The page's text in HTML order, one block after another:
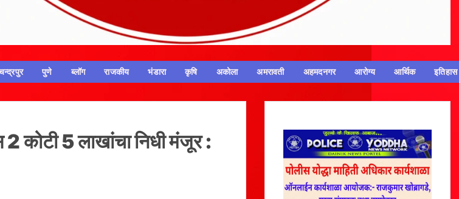
पुणे ब्लॉग राजकीय भंडारा कृषि अकोला अमरावती अहमदनगर आरोग्य आर्थिक इतिहास
कोटी 5 लाखांचा निधी मंजूर :